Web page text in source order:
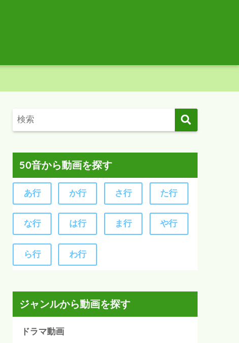
50音から動画を探す
あ行 か行 さ行 た行
な行 は行 ま行 や行
ら行 わ行
ジャンルから動画を探す
ドラマ動画